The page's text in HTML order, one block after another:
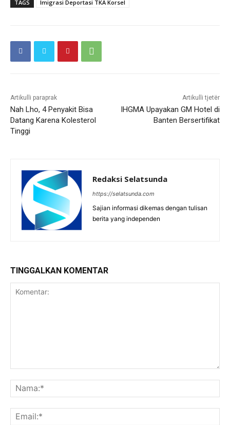
TAGS Imigrasi Deportasi TKA Korsel
Artikulli paraprak
Nah Lho, 4 Penyakit Bisa
Datang Karena Kolesterol
Tinggi
Artikulli tjetër
IHGMA Upayakan GM Hotel di
Banten Bersertifikat
Redaksi Selatsunda
https://selatsunda.com
Sajian informasi dikemas dengan tulisan
berita yang independen
TINGGALKAN KOMENTAR